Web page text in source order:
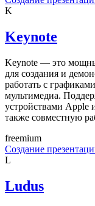
K
Keynote
Keynote — это
для создания и
работать с
мультимедиа.
устройствами Apple
также совместную
freemium
Создание
L
Ludus